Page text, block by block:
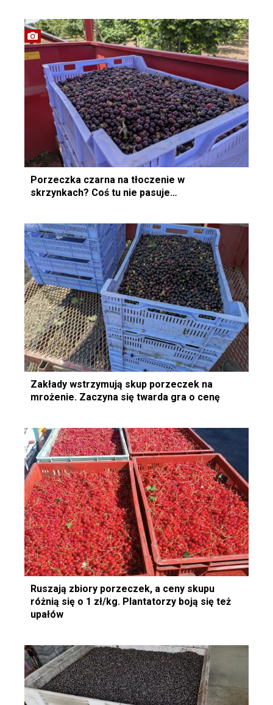
Porzeczka czarna na tłoczenie w
skrzynkach? Coś tu nie pasuje…
Zakłady wstrzymują skup porzeczek na
mrożenie. Zaczyna się twarda gra o cenę
Ruszają zbiory porzeczek, a ceny skupu
różnią się o 1 zł/kg. Plantatorzy boją się też
upałów